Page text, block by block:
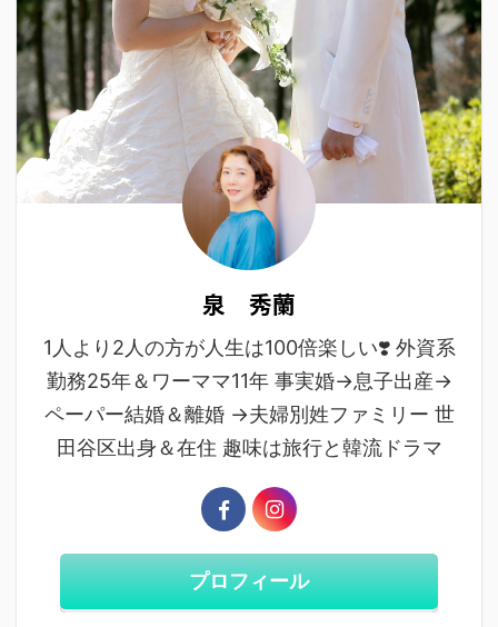
泉 秀蘭
1人より2人の方が人生は100倍楽しい❣️ 外資系
勤務25年＆ワーママ11年 事実婚→息子出産→
ペーパー結婚＆離婚 →夫婦別姓ファミリー 世
田谷区出身＆在住 趣味は旅行と韓流ドラマ
プロフィール